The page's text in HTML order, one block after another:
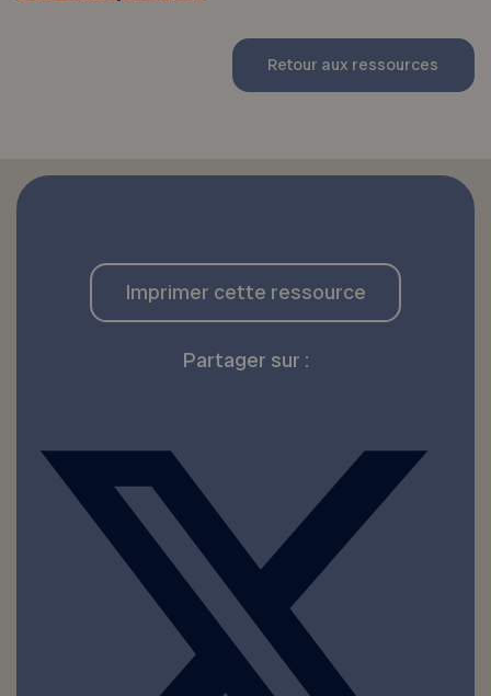
Retour aux ressources
Imprimer cette ressource
Partager sur :